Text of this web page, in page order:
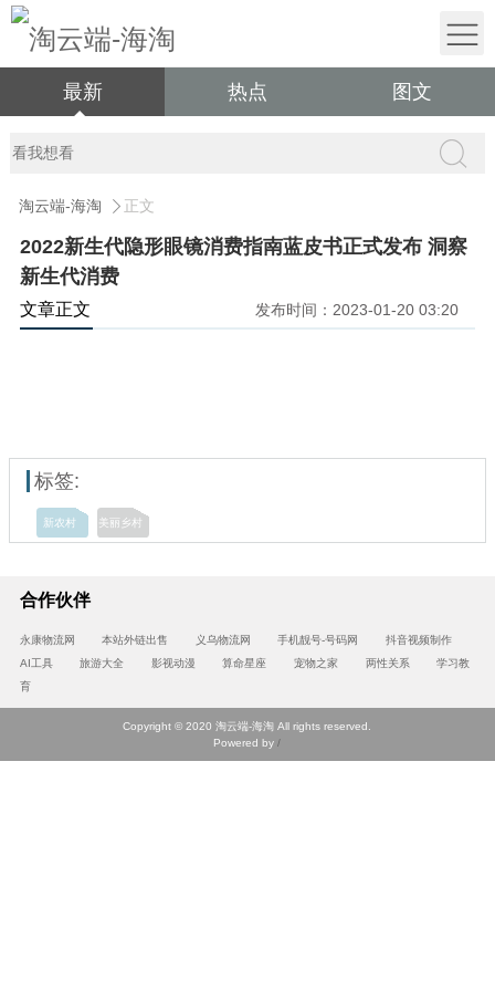
最新 热点 图文
淘云端-海淘 正文
2022新生代隐形眼镜消费指南蓝皮书正式发布 洞察
新生代消费
文章正文 发布时间：2023-01-20 03:20
标签:
新农村 美丽乡村
合作伙伴
永康物流网 本站外链出售 义乌物流网 手机靓号-号码网
抖音视频制作
AI工具
旅游大全 影视动漫 算命星座 宠物之家 两性关系
学习教
育
Copyright © 2020 淘云端-海淘 All rights reserved.
Powered by/